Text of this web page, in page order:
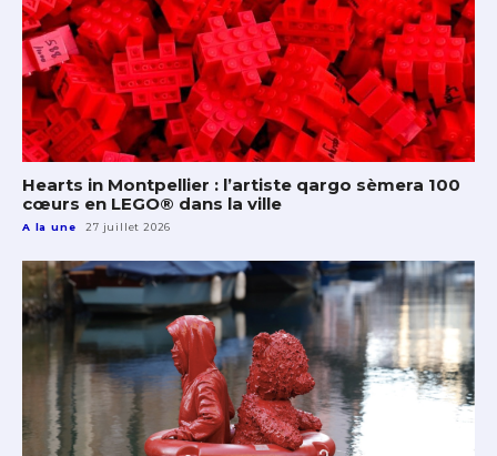
Hearts in Montpellier : l’artiste qargo sèmera 100
cœurs en LEGO® dans la ville
A la une 27 juillet 2026